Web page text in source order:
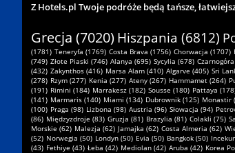
Z Hotels.pl Twoje podróże będą tańsze,
Grecja (7020) Hiszpania (6812)
(1781) Teneryfa (1769) Costa Brava (1756) Chorwacja (1707)
(749) Złote Piaski (746) Alanya (695) Sycylia (678)
(432) Zakynthos (416) Marsa Alam (410) Algarve (405) Sri
(278) Rzym (277) Kenia (277) Ateny (267) Hammamet (264)
(191) Rimini (184) Marrakesz (182) Sousse (180) Pattaya
(141) Marmaris (140) Miami (134) Dubrownik (125) Monastir
(100) Praga (98) Lizbona (98) Austria (96) Słowacja (94)
(86) Międzyzdroje (83) Gruzja (81) Brazylia (81) Colakli (75)
Morskie (62) Malezja (62) Jamajka (62) Costa Almeria (62)
(52) Norwegia (50) Londyn (50) Evia (50) Bangkok (50)
(43) Fethiye (43) Łeba (42) Mediolan (42) Aruba (42) Korea